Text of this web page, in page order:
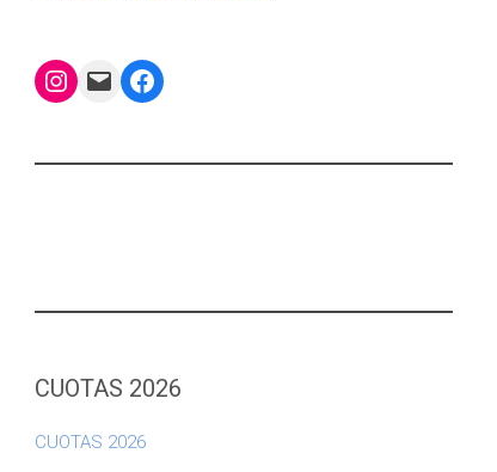
Instagram
MailFacebook
CUOTAS 2026
CUOTAS 2026